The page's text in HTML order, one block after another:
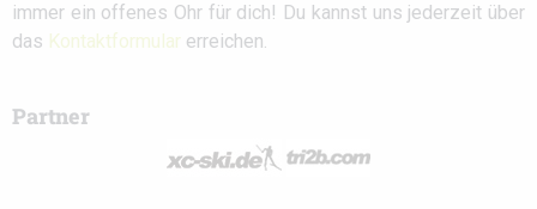
immer ein offenes Ohr für dich! Du kannst uns jederzeit über
das Kontaktformular erreichen.
Partner